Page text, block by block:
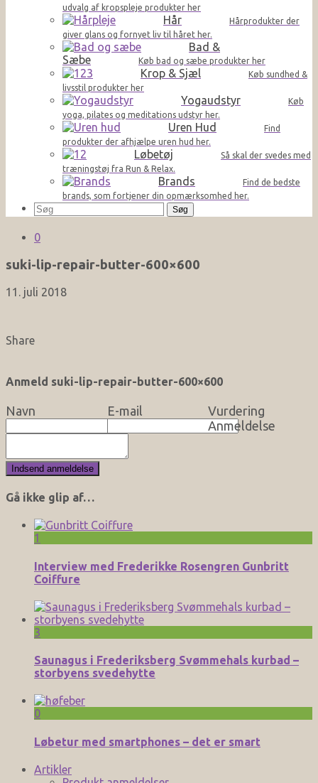
udvalg af kropspleje produkter her
Hår
Hårprodukter der
giver glans og fornyet liv til håret her.
Bad &
Sæbe
Køb bad og sæbe produkter her
Krop & Sjæl
Køb sundhed &
livsstil produkter her
Yogaudstyr
Køb
yoga, pilates og meditations udstyr her.
Uren Hud
Find
produkter der afhjælpe uren hud her.
Løbetøj
Så skal der svedes med
træningstøj fra Run & Relax.
Brands
Find de bedste
brands, som fortjener din opmærksomhed her.
Søg
efter:
0
suki-lip-repair-butter-600×600
11. juli 2018
Share
Anmeld suki-lip-repair-butter-600×600
Navn E-mail
Vurdering
Anmeldelse
Gå ikke glip af…
1
Interview med Frederikke Rosengren Gunbritt
Coiffure
3
Saunagus i Frederiksberg Svømmehals kurbad –
storbyens svedehytte
0
Løbetur med smartphones – det er smart
Artikler